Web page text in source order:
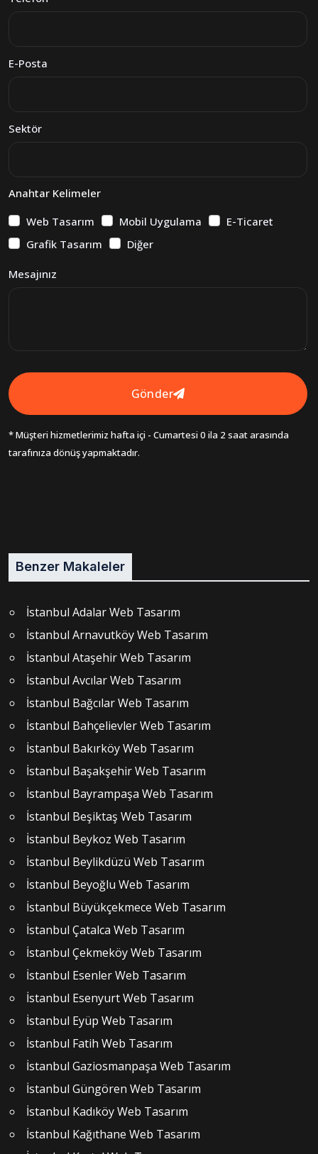
E-Posta
Sektör
Anahtar Kelimeler
Web Tasarım
Mobil Uygulama
E-Ticaret
Grafik Tasarım
Diğer
Mesajınız
Gönder
* Müşteri hizmetlerimiz hafta içi - Cumartesi 0 ila 2 saat arasında
tarafınıza dönüş yapmaktadır.
Benzer Makaleler
İstanbul Adalar Web Tasarım
İstanbul Arnavutköy Web Tasarım
İstanbul Ataşehir Web Tasarım
İstanbul Avcılar Web Tasarım
İstanbul Bağcılar Web Tasarım
İstanbul Bahçelievler Web Tasarım
İstanbul Bakırköy Web Tasarım
İstanbul Başakşehir Web Tasarım
İstanbul Bayrampaşa Web Tasarım
İstanbul Beşiktaş Web Tasarım
İstanbul Beykoz Web Tasarım
İstanbul Beylikdüzü Web Tasarım
İstanbul Beyoğlu Web Tasarım
İstanbul Büyükçekmece Web Tasarım
İstanbul Çatalca Web Tasarım
İstanbul Çekmeköy Web Tasarım
İstanbul Esenler Web Tasarım
İstanbul Esenyurt Web Tasarım
İstanbul Eyüp Web Tasarım
İstanbul Fatih Web Tasarım
İstanbul Gaziosmanpaşa Web Tasarım
İstanbul Güngören Web Tasarım
İstanbul Kadıköy Web Tasarım
İstanbul Kağıthane Web Tasarım